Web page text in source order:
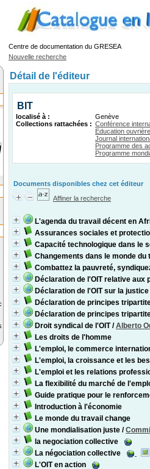
Centre de documentation du GRESEA
Nouvelle recherche
Détail de l'éditeur
BIT
localisé à :
Genève
Collections rattachées : Conférence
Education ouvrière
Journal
Programme des
Programme
Documents disponibles chez cet éditeur
Affiner la recherche
L'agenda du travail décent en
Assurances sociales et
Capacité technologique dans le
Changements dans le monde du
Combattez la pauvreté,
Déclaration de l'OIT relative
Déclaration de l'OIT sur la
Déclaration de principes
Déclaration de principes
Droit syndical de l'OIT/Alberto
Les droits de l'homme
L'emploi, le commerce
L'emploi, la croissance et les
L'emploi et les relations
La flexibilité du marché de
Guide pratique pour le
Introduction à l'économie
Le monde du travail change
Une mondialisation juste /
la negociation collective
La négociation collective
L'OIT en action